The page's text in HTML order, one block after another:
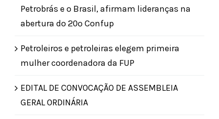
Petrobrás e o Brasil, afirmam lideranças na
abertura do 20º Confup
Petroleiros e petroleiras elegem primeira
mulher coordenadora da FUP
EDITAL DE CONVOCAÇÃO DE ASSEMBLEIA
GERAL ORDINÁRIA